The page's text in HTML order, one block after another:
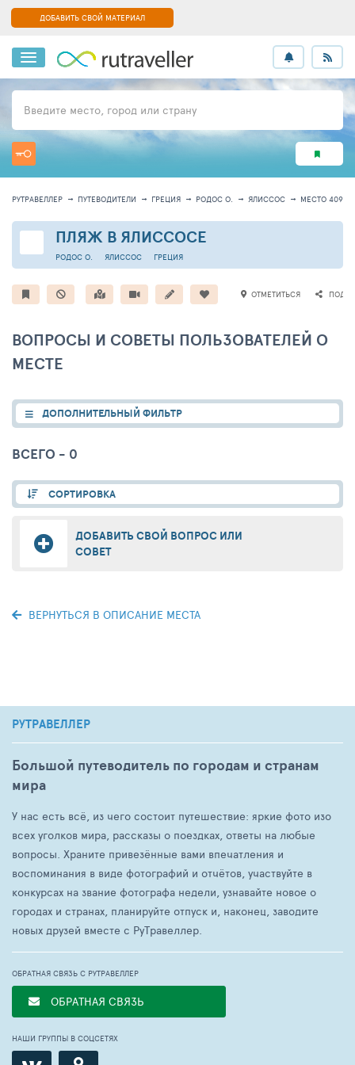
ДОБАВИТЬ СВОЙ МАТЕРИАЛ
Введите место, город или страну
РУТРАВЕЛЛЕР ПУТЕВОДИТЕЛИ ГРЕЦИЯ РОДОС О. ЯЛИССОС МЕСТО 40914
ПЛЯЖ В ЯЛИССОСЕ
ГРЕЦИЯ
РОДОС О. ЯЛИССОС
ОТМЕТИТЬСЯ
ВОПРОСЫ И СОВЕТЫ ПОЛЬЗОВАТЕЛЕЙ О
МЕСТЕ
ДОПОЛНИТЕЛЬНЫЙ ФИЛЬТР
ВСЕГО - 0
СОРТИРОВКА
ДОБАВИТЬ СВОЙ ВОПРОС ИЛИ
СОВЕТ
ВЕРНУТЬСЯ В ОПИСАНИЕ МЕСТА
РУТРАВЕЛЛЕР
Большой путеводитель по городам и странам
мира
У нас есть всё, из чего состоит путешествие: яркие фото изо
всех уголков мира, рассказы о поездках, ответы на любые
вопросы. Храните привезённые вами впечатления и
воспоминания в виде фотографий и отчётов, участвуйте в
конкурсах на звание фотографа недели, узнавайте новое о
городах и странах, планируйте отпуск и, наконец, заводите
новых друзей вместе с РуТравеллер.
ОБРАТНАЯ СВЯЗЬ С РУТРАВЕЛЛЕР
ОБРАТНАЯ СВЯЗЬ
НАШИ ГРУППЫ В СОЦСЕТЯХ